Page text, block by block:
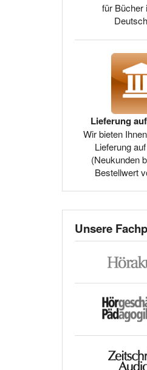
für Bücher
Lieferung
Wir bieten
Lieferung
(Neukunden
Bestellwert
Unsere